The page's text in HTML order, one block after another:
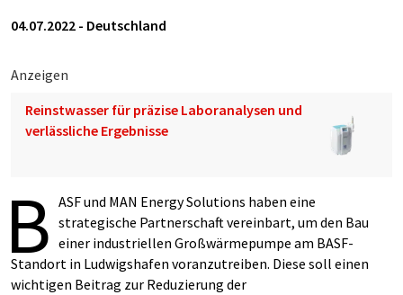
04.07.2022 - Deutschland
Anzeigen
Reinstwasser für präzise Laboranalysen und
verlässliche Ergebnisse
B ASF und MAN Energy Solutions haben eine
strategische Partnerschaft vereinbart, um den Bau
einer industriellen Großwärmepumpe am BASF-
Standort in Ludwigshafen voranzutreiben. Diese soll einen
wichtigen Beitrag zur Reduzierung der